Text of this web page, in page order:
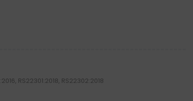
RS22301:2018, RS22302:2018